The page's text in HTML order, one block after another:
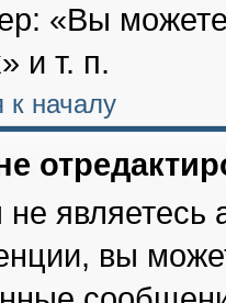
«Вы
и т. п.
к началу
являетесь
вы